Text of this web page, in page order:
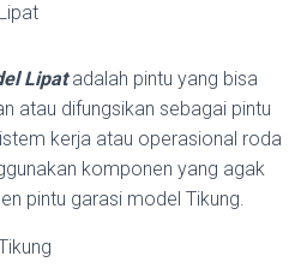
Lipatadalah pintu yang bisa
atau difungsikan sebagai pintu
kerja atau operasional roda
komponen yang agak
pintu garasi model Tikung.